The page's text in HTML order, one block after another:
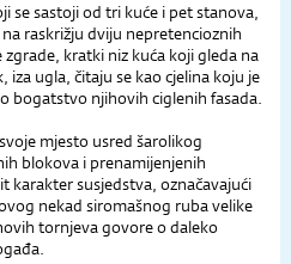
se sastoji od tri kuće i pet stanova,
raskrižju dviju nepretencioznih
kratki niz kuća koji gleda na
iza ugla, čitaju se kao cjelina koju je
bogatstvo njihovih ciglenih fasada.
mjesto usred šarolikog
blokova i prenamijenjenih
susjedstva, označavajući
nekad siromašnog ruba velike
tornjeva govore o daleko